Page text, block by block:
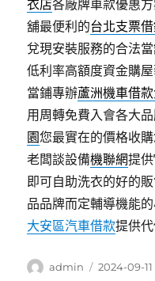
衣店各廠牌車款優惠
舖最便利的台北支票
兌現安裝服務的合法
低利率高額度資金購
當鋪專辦蘆洲機車借
用周轉免費入會各大
園您最實在的價格收
老闆談設備機聯網提
即可自助洗衣的好的
品品牌而定輔導機能
大安區汽車借款提供
作
admin
發
2024-09-11